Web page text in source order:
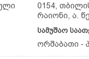
0154,
რაიონი, ა.
სამუშაო
ორშაბათი -